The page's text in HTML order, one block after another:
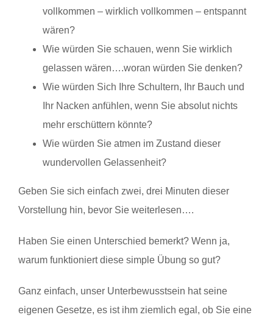
vollkommen – wirklich vollkommen – entspannt
wären?
Wie würden Sie schauen, wenn Sie wirklich
gelassen wären….woran würden Sie denken?
Wie würden Sich Ihre Schultern, Ihr Bauch und
Ihr Nacken anfühlen, wenn Sie absolut nichts
mehr erschüttern könnte?
Wie würden Sie atmen im Zustand dieser
wundervollen Gelassenheit?
Geben Sie sich einfach zwei, drei Minuten dieser
Vorstellung hin, bevor Sie weiterlesen….
Haben Sie einen Unterschied bemerkt? Wenn ja,
warum funktioniert diese simple Übung so gut?
Ganz einfach, unser Unterbewusstsein hat seine
eigenen Gesetze, es ist ihm ziemlich egal, ob Sie eine